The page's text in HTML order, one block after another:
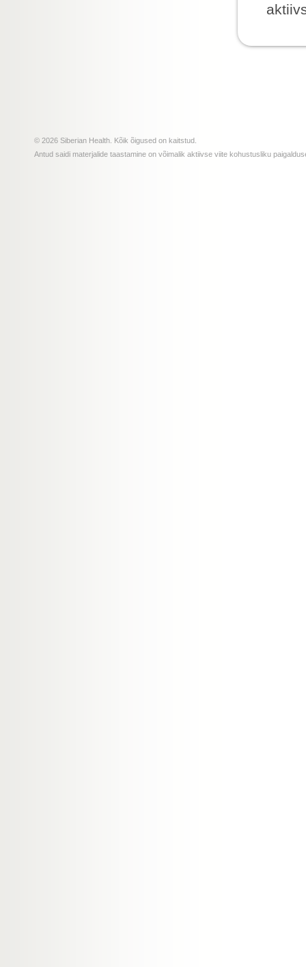
© 2026 Siberian Health. Kõik õigused on kaitstud.
Antud saidi materjalide taastamine on võimalik aktiivse viite kohustusliku